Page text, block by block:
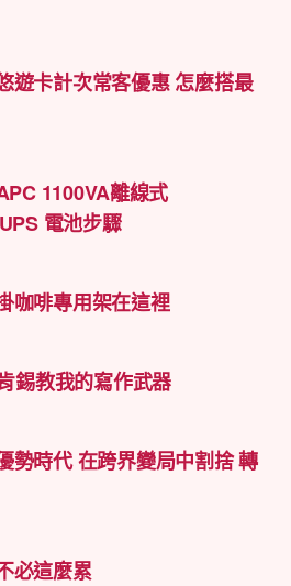
遊卡計次常客優惠 怎麼搭最
1100VA離線式
電池步驟
咖啡專用架在這裡
錫教我的寫作武器
勢時代 在跨界變局中割捨 轉
必這麼累